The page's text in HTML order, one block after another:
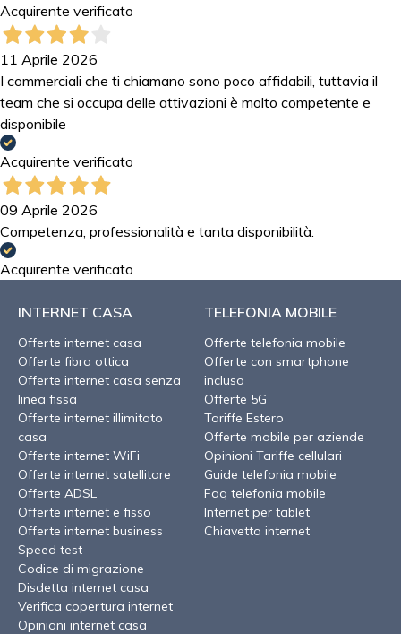
Acquirente verificato
11 Aprile 2026
I commerciali che ti chiamano sono poco affidabili, tuttavia il
team che si occupa delle attivazioni è molto competente e
disponibile
Acquirente verificato
09 Aprile 2026
Competenza, professionalità e tanta disponibilità.
Acquirente verificato
INTERNET CASA
Offerte internet casa
Offerte fibra ottica
Offerte internet casa senza
linea fissa
Offerte internet illimitato
casa
Offerte internet WiFi
Offerte internet satellitare
Offerte ADSL
Offerte internet e fisso
Offerte internet business
Speed test
Codice di migrazione
Disdetta internet casa
Verifica copertura internet
Opinioni internet casa
TELEFONIA MOBILE
Offerte telefonia mobile
Offerte con smartphone
incluso
Offerte 5G
Tariffe Estero
Offerte mobile per aziende
Opinioni Tariffe cellulari
Guide telefonia mobile
Faq telefonia mobile
Internet per tablet
Chiavetta internet